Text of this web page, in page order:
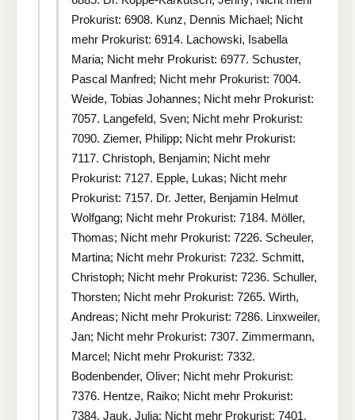
Prokurist: 6908. Kunz, Dennis Michael; Nicht
mehr Prokurist: 6914. Lachowski, Isabella
Maria; Nicht mehr Prokurist: 6977. Schuster,
Pascal Manfred; Nicht mehr Prokurist: 7004.
Weide, Tobias Johannes; Nicht mehr Prokurist:
7057. Langefeld, Sven; Nicht mehr Prokurist:
7090. Ziemer, Philipp; Nicht mehr Prokurist:
7117. Christoph, Benjamin; Nicht mehr
Prokurist: 7127. Epple, Lukas; Nicht mehr
Prokurist: 7157. Dr. Jetter, Benjamin Helmut
Wolfgang; Nicht mehr Prokurist: 7184. Möller,
Thomas; Nicht mehr Prokurist: 7226. Scheuler,
Martina; Nicht mehr Prokurist: 7232. Schmitt,
Christoph; Nicht mehr Prokurist: 7236. Schuller,
Thorsten; Nicht mehr Prokurist: 7265. Wirth,
Andreas; Nicht mehr Prokurist: 7286. Linxweiler,
Jan; Nicht mehr Prokurist: 7307. Zimmermann,
Marcel; Nicht mehr Prokurist: 7332.
Bodenbender, Oliver; Nicht mehr Prokurist:
7376. Hentze, Raiko; Nicht mehr Prokurist:
7384. Jauk, Julia; Nicht mehr Prokurist: 7401.